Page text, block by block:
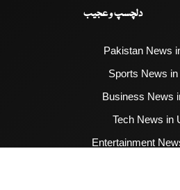
دلچسپ و عجیب
Pakistan News
Sports News
Business News
Tech News in
Entertainment